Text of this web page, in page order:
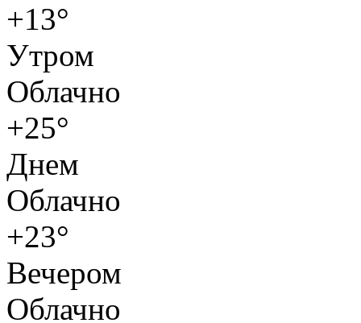
+13°
Утром
Облачно
+25°
Днем
Облачно
+23°
Вечером
Облачно